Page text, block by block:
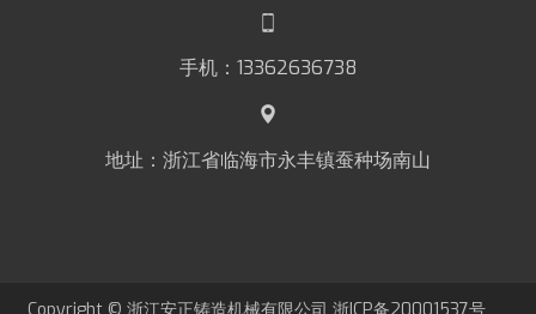
手机：13362636738
地址：浙江省临海市永丰镇蚕种场南山